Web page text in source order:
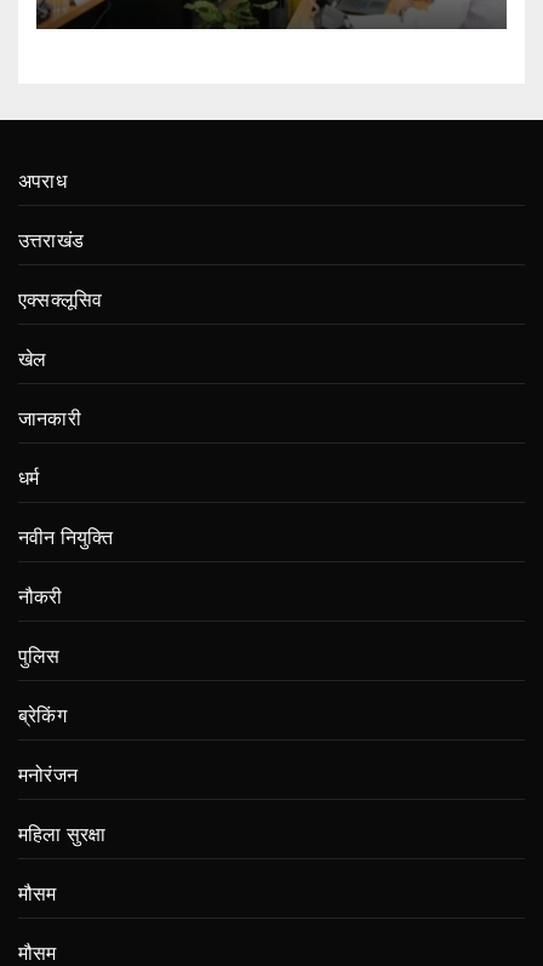
अपराध
उत्तराखंड
एक्सक्लूसिव
खेल
जानकारी
धर्म
नवीन नियुक्ति
नौकरी
पुलिस
ब्रेकिंग
मनोरंजन
महिला सुरक्षा
मौसम
मौसम